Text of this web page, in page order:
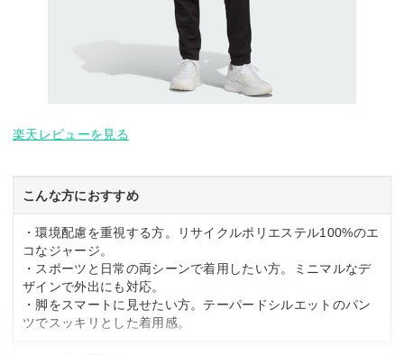
楽天レビューを見る
こんな方におすすめ
・環境配慮を重視する方。リサイクルポリエステル100%のエ
コなジャージ。
・スポーツと日常の両シーンで着用したい方。ミニマルなデ
ザインで外出にも対応。
・脚をスマートに見せたい方。テーパードシルエットのパン
ツでスッキリとした着用感。